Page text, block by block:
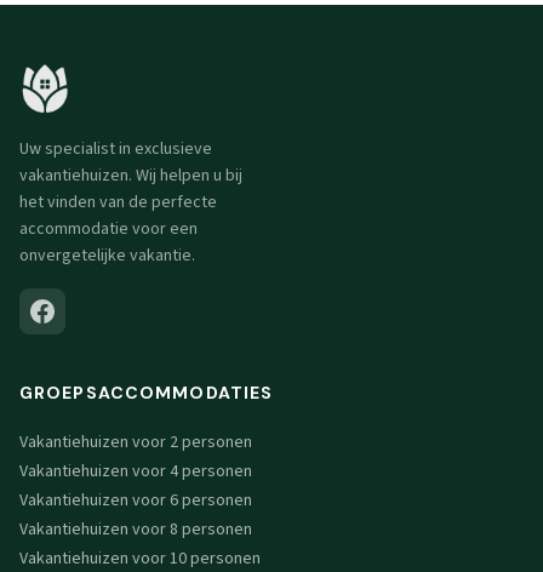
Uw specialist in exclusieve
vakantiehuizen. Wij helpen u bij
het vinden van de perfecte
accommodatie voor een
onvergetelijke vakantie.
GROEPSACCOMMODATIES
Vakantiehuizen voor 2 personen
Vakantiehuizen voor 4 personen
Vakantiehuizen voor 6 personen
Vakantiehuizen voor 8 personen
Vakantiehuizen voor 10 personen